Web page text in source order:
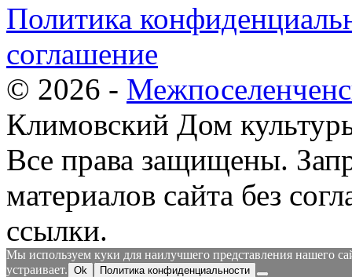
Политика
соглашение
© 2026 -
Климовский Дом
Все права защищены.
материалов сайта без
ссылки.
Мы используем куки для наилучшего представления нашего
устраивает. Ok Политика конфиденциальности